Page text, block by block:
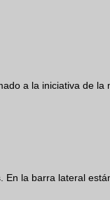
a la iniciativa de la
En la barra lateral